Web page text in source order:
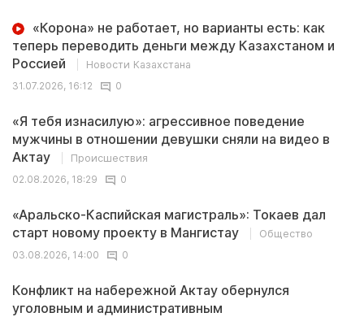
«Корона» не работает, но варианты есть: как
теперь переводить деньги между Казахстаном и
Россией
Новости Казахстана
31.07.2026, 16:12
0
«Я тебя изнасилую»: агрессивное поведение
мужчины в отношении девушки сняли на видео в
Актау
Происшествия
02.08.2026, 18:29
0
«Аральско-Каспийская магистраль»: Токаев дал
старт новому проекту в Мангистау
Общество
03.08.2026, 14:00
0
Конфликт на набережной Актау обернулся
уголовным и административным